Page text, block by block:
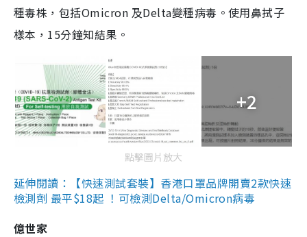
種毒株，包括Omicron 及Delta變種病毒。使用鼻拭子
樣本，15分鐘知結果。
+2
點擊圖片放大
延伸閱讀：【快速測試套裝】香港口罩品牌開賣2款快速
檢測劑 最平$18起 ！可檢測Delta/Omicron病毒
億世家